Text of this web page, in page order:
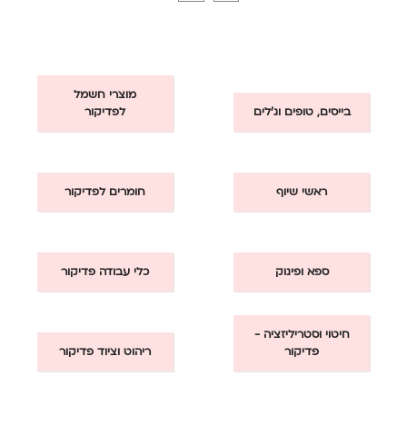
בייסים, טופים וג'לים
מוצרי חשמל
לפדיקור
ראשי שיוף חומרים לפדיקור
ספא ופינוק כלי עבודה פדיקור
חיטוי וסטריליזציה -
פדיקור
ריהוט וציוד פדיקור